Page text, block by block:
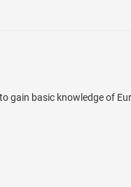
gain basic knowledge of